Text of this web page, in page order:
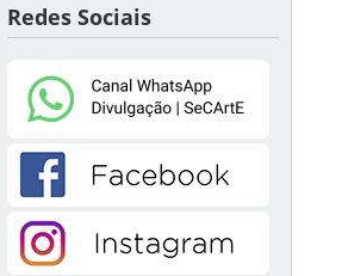
Redes Sociais